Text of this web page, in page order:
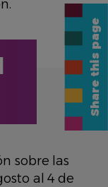
sobre las
al 4 de
Share this page